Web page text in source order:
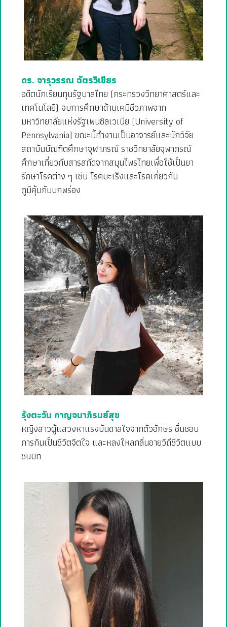
ดร. จารุวรรณ ฉัตรวิเชียร
อดีตนักเรียนทุนรัฐบาลไทย (กระทรวงวิทยาศาสตร์และ
เทคโนโลยี) จบการศึกษาด้านเคมีชีวภาพจาก
มหาวิทยาลัยแห่งรัฐเพนซิลเวเนีย (University of
Pennsylvania) ขณะนี้ทำงานเป็นอาจารย์และนักวิจัย
สถาบันบัณฑิตศึกษาจุฬาภรณ์ ราชวิทยาลัยจุฬาภรณ์
ศึกษาเกี่ยวกับสารสกัดจากสมุนไพรไทยเพื่อใช้เป็นยา
รักษาโรคต่าง ๆ เช่น โรคมะเร็งและโรคเกี่ยวกับ
ภูมิคุ้มกันบกพร่อง
รุ้งตะวัน กาญจนาภิรมย์สุข
หญิงสาวผู้แสวงหาแรงบันดาลใจจากตัวอักษร ชื่นชอบ
การกินเป็นชีวิตจิตใจ และหลงใหลกลิ่นอายวิถีชีวิตแบบ
ชนบท